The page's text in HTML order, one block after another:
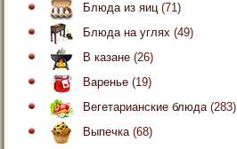
Блюда из яиц(71)
Блюда на углях (49)
В казане (26)
Варенье (19)
Вегетарианские блюда(283)
Выпечка(68)